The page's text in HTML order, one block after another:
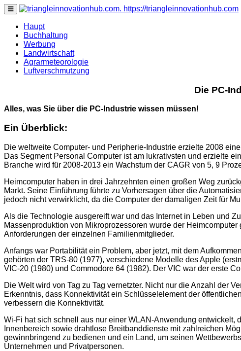
none https://triangleinnovationhub.com
Haupt
Buchhaltung
Werbung
Landwirtschaft
Agrarmeteorologie
Luftverschmutzung
Die PC-
Alles, was Sie über die PC-Industrie wissen müssen!
Ein Überblick:
Die weltweite Computer- und Peripherie-Industrie erzielte 2008
Das Segment Personal Computer ist am lukrativsten und erzielte
Branche wird für 2008-2013 ein Wachstum der CAGR von 5, 9
Heimcomputer haben in drei Jahrzehnten einen großen Weg
Markt. Seine Einführung führte zu Vorhersagen über die
jedoch nicht verwirklicht, da die Computer der damaligen Zeit für
Als die Technologie ausgereift war und das Internet in Leben und
Massenproduktion von Mikroprozessoren wurde der
Anforderungen der einzelnen Familienmitglieder.
Anfangs war Portabilität ein Problem, aber jetzt, mit dem
gehörten der TRS-80 (1977), verschiedene Modelle des Apple
VIC-20 (1980) und Commodore 64 (1982). Der VIC war der erste
Die Welt wird von Tag zu Tag vernetzter. Nicht nur die Anzahl der
Erkenntnis, dass Konnektivität ein Schlüsselelement der
verbessern die Konnektivität.
Wi-Fi hat sich schnell aus nur einer WLAN-Anwendung entwickelt,
Innenbereich sowie drahtlose Breitbanddienste mit zahlreichen
gewinnbringend zu bedienen und ein Land, um seinen
Unternehmen und Privatpersonen.